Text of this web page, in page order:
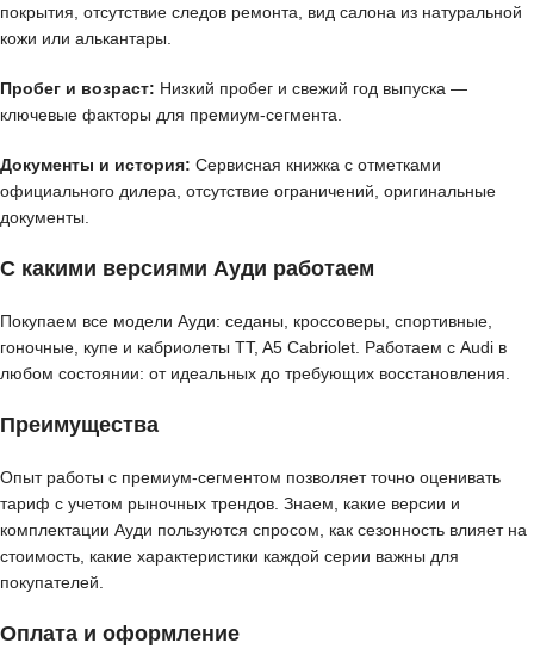
покрытия, отсутствие следов ремонта, вид салона из натуральной
кожи или алькантары.
Пробег и возраст: Низкий пробег и свежий год выпуска —
ключевые факторы для премиум-сегмента.
Документы и история: Сервисная книжка с отметками
официального дилера, отсутствие ограничений, оригинальные
документы.
С какими версиями Ауди работаем
Покупаем все модели Ауди: седаны, кроссоверы, спортивные,
гоночные, купе и кабриолеты TT, A5 Cabriolet. Работаем с Audi в
любом состоянии: от идеальных до требующих восстановления.
Преимущества
Опыт работы с премиум-сегментом позволяет точно оценивать
тариф с учетом рыночных трендов. Знаем, какие версии и
комплектации Ауди пользуются спросом, как сезонность влияет на
стоимость, какие характеристики каждой серии важны для
покупателей.
Оплата и оформление